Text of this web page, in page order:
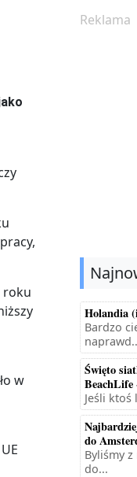
roku
w
Reklama
Holandia
Bardzo
Święto
Jeśli ktoś
do
Byliśmy
do...